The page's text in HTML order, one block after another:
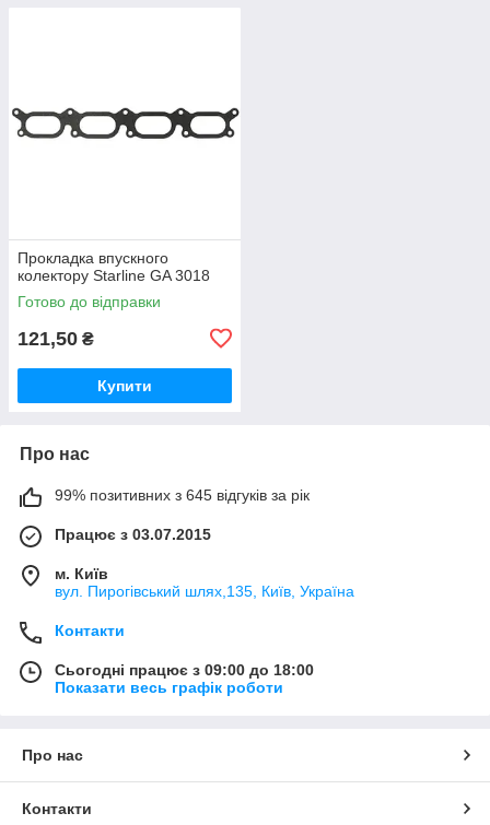
Прокладка впускного
колектору Starline GA 3018
Готово до відправки
121,50 ₴
Купити
Про нас
99% позитивних з 645 відгуків за рік
Працює з 03.07.2015
м. Київ
вул. Пирогівський шлях,135, Київ, Україна
Контакти
Сьогодні працює з 09:00 до 18:00
Показати весь графік роботи
Про нас
Контакти